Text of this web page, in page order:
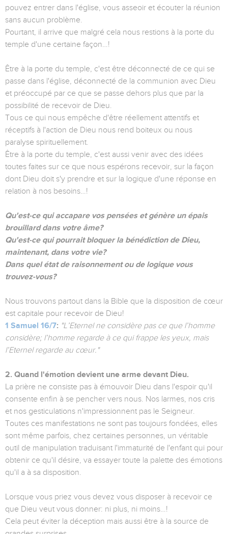
pouvez entrer dans l'église, vous asseoir et écouter la réunion
sans aucun problème.
Pourtant, il arrive que malgré cela nous restions à la porte du
temple d'une certaine façon…!
Être à la porte du temple, c'est être déconnecté de ce qui se
passe dans l'église, déconnecté de la communion avec Dieu
et préoccupé par ce que se passe dehors plus que par la
possibilité de recevoir de Dieu.
Tous ce qui nous empêche d'être réellement attentifs et
réceptifs à l'action de Dieu nous rend boiteux ou nous
paralyse spirituellement.
Être à la porte du temple, c'est aussi venir avec des idées
toutes faites sur ce que nous espérons recevoir, sur la façon
dont Dieu doit s'y prendre et sur la logique d'une réponse en
relation à nos besoins…!
Qu'est-ce qui accapare vos pensées et génère un épais
brouillard dans votre âme?
Qu'est-ce qui pourrait bloquer la bénédiction de Dieu,
maintenant, dans votre vie?
Dans quel état de raisonnement ou de logique vous
trouvez-vous?
Nous trouvons partout dans la Bible que la disposition de cœur
est capitale pour recevoir de Dieu!
1 Samuel 16/7: "L’Eternel ne considère pas ce que l’homme
considère; l’homme regarde à ce qui frappe les yeux, mais
l’Eternel regarde au cœur."
2. Quand l'émotion devient une arme devant Dieu.
La prière ne consiste pas à émouvoir Dieu dans l'espoir qu'il
consente enfin à se pencher vers nous. Nos larmes, nos cris
et nos gesticulations n'impressionnent pas le Seigneur.
Toutes ces manifestations ne sont pas toujours fondées, elles
sont même parfois, chez certaines personnes, un véritable
outil de manipulation traduisant l'immaturité de l'enfant qui pour
obtenir ce qu'il désire, va essayer toute la palette des émotions
qu'il a à sa disposition.
Lorsque vous priez vous devez vous disposer à recevoir ce
que Dieu veut vous donner: ni plus, ni moins…!
Cela peut éviter la déception mais aussi être à la source de